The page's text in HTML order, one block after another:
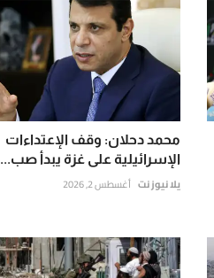
محمد دحلان: وقف الإعتداءات
الإسرائيلية على غزة يبدأ صب...
يلا نيوز نت أغسطس 2, 2026